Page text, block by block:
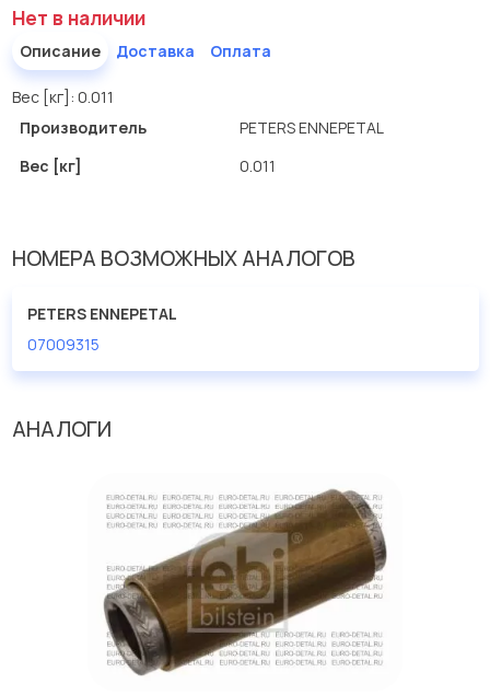
Нет в наличии
Описание Доставка Оплата
Вес [кг]: 0.011
Производитель
PETERS ENNEPETAL
Вес [кг]
0.011
НОМЕРА ВОЗМОЖНЫХ АНАЛОГОВ
PETERS ENNEPETAL
07009315
АНАЛОГИ